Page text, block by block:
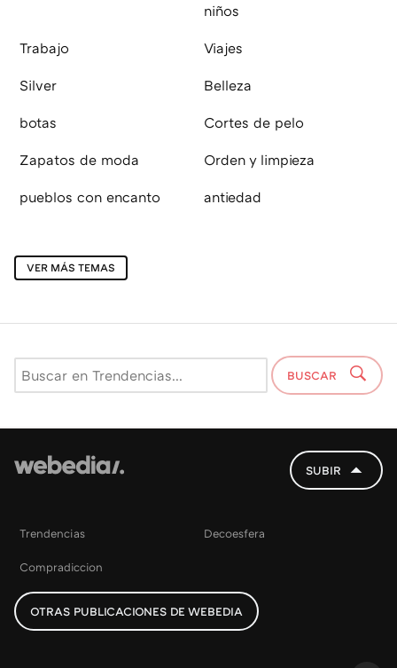
niños
Trabajo Viajes
Silver Belleza
botas Cortes de pelo
Zapatos de moda Orden y limpieza
pueblos con encanto antiedad
VER MÁS TEMAS
BUSCAR
SUBIR
Trendencias Decoesfera
Compradiccion
OTRAS PUBLICACIONES DE WEBEDIA